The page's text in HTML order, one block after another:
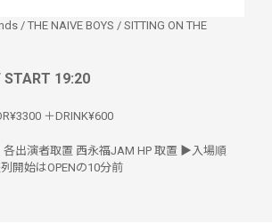
/ THE NAIVE BOYS / SITTING ON THE
START 19:20
＋DRINK¥600
各出演者取置 西永福JAM HP 取置 ▶︎入場順
始はOPENの10分前